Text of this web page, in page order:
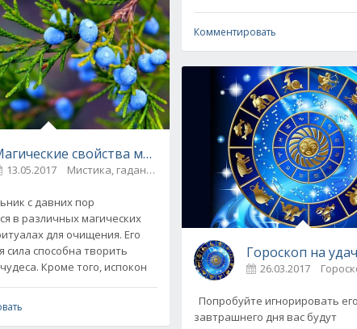
свойства можжевельника: заговоры, оберег,
13.05.2017 Мистика, гадания
в различных магических
для очищения. Его
способна творить
Кроме того, испокон
Комментировать
Гороскоп на
26.03.2017
Попробуйте игнорировать
завтрашнего дня вас будут